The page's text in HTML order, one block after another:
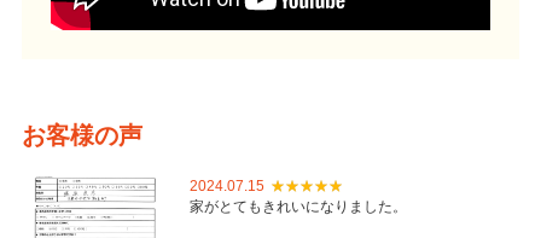
お客様の声
2024.07.15
家がとてもきれいになりました。